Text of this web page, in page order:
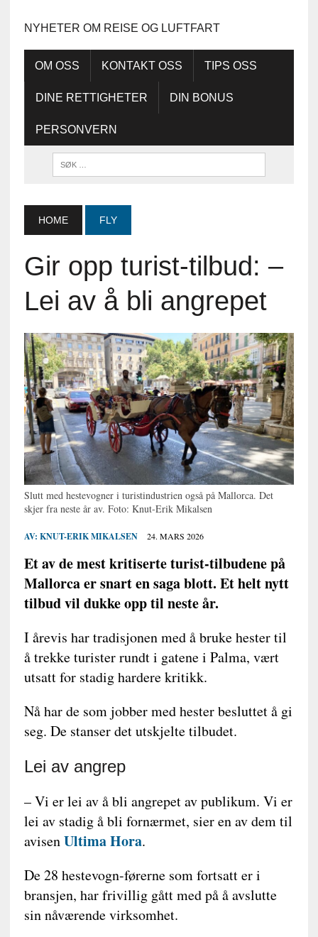
NYHETER OM REISE OG LUFTFART
OM OSS KONTAKT OSS TIPS OSS
DINE RETTIGHETER DIN BONUS
PERSONVERN
HOME FLY
Gir opp turist-tilbud: –
Lei av å bli angrepet
Slutt med hestevogner i turistindustrien også på Mallorca. Det
skjer fra neste år av. Foto: Knut-Erik Mikalsen
AV: KNUT-ERIK MIKALSEN 24. MARS 2026
Et av de mest kritiserte turist-tilbudene på
Mallorca er snart en saga blott. Et helt nytt
tilbud vil dukke opp til neste år.
I årevis har tradisjonen med å bruke hester til
å trekke turister rundt i gatene i Palma, vært
utsatt for stadig hardere kritikk.
Nå har de som jobber med hester besluttet å gi
seg. De stanser det utskjelte tilbudet.
Lei av angrep
– Vi er lei av å bli angrepet av publikum. Vi er
lei av stadig å bli fornærmet, sier en av dem til
avisenUltima Hora.
De 28 hestevogn-førerne som fortsatt er i
bransjen, har frivillig gått med på å avslutte
sin nåværende virksomhet.